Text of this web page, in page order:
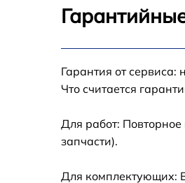
Гарантия от
Что считается
Для работ:
запчасти).
Для комплектующих: